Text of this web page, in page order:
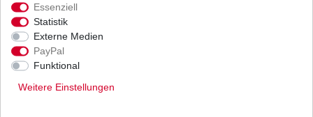
Sie erhalten bei uns nur hochwertige Filter in Erstausrüsterqualität.
Je nach Liefermöglichkeit versenden wir ausschließlich Filter von
unserer eigenen Herstellung oder Hiflo.
Essenziell
Statistik
Externe Medien
PayPal
Funktional
Weitere Einstellungen